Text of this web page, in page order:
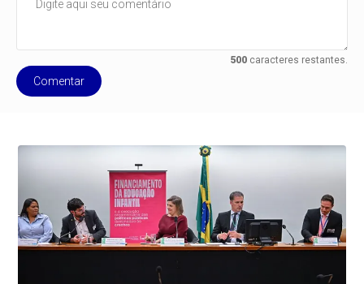
500caracteres restantes.
Comentar